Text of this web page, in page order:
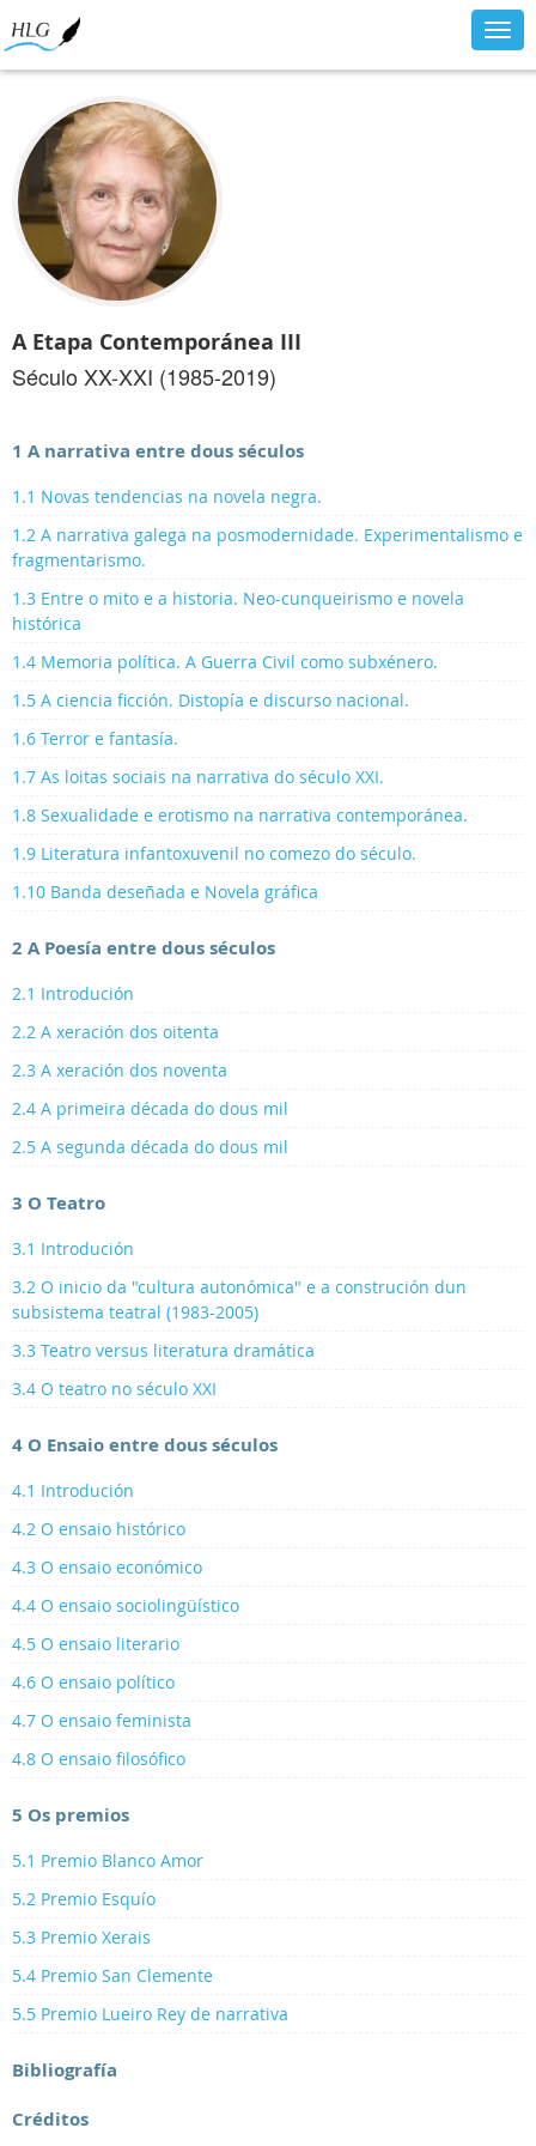
A Etapa Contemporánea III
Século XX-XXI (1985-2019)
1 A narrativa entre dous séculos
1.1 Novas tendencias na novela negra.
1.2 A narrativa galega na posmodernidade. Experimentalismo e
fragmentarismo.
1.3 Entre o mito e a historia. Neo-cunqueirismo e novela
histórica
1.4 Memoria política. A Guerra Civil como subxénero.
1.5 A ciencia ficción. Distopía e discurso nacional.
1.6 Terror e fantasía.
1.7 As loitas sociais na narrativa do século XXI.
1.8 Sexualidade e erotismo na narrativa contemporánea.
1.9 Literatura infantoxuvenil no comezo do século.
1.10 Banda deseñada e Novela gráfica
2 A Poesía entre dous séculos
2.1 Introdución
2.2 A xeración dos oitenta
2.3 A xeración dos noventa
2.4 A primeira década do dous mil
2.5 A segunda década do dous mil
3 O Teatro
3.1 Introdución
3.2 O inicio da "cultura autonómica" e a construción dun
subsistema teatral (1983-2005)
3.3 Teatro versus literatura dramática
3.4 O teatro no século XXI
4 O Ensaio entre dous séculos
4.1 Introdución
4.2 O ensaio histórico
4.3 O ensaio económico
4.4 O ensaio sociolingüístico
4.5 O ensaio literario
4.6 O ensaio político
4.7 O ensaio feminista
4.8 O ensaio filosófico
5 Os premios
5.1 Premio Blanco Amor
5.2 Premio Esquío
5.3 Premio Xerais
5.4 Premio San Clemente
5.5 Premio Lueiro Rey de narrativa
Bibliografía
Créditos